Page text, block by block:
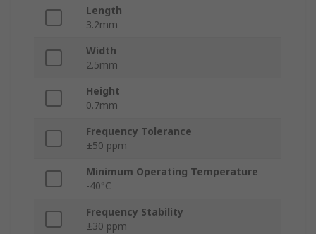
Length
3.2mm
Width
2.5mm
Height
0.7mm
Frequency Tolerance
±50 ppm
Minimum Operating Temperature
-40°C
Frequency Stability
±30 ppm